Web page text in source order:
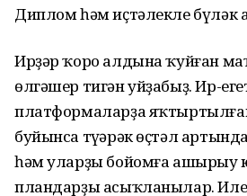
Диплом һәм иҫтәлекле бүләк
Ирҙәр ҡоро алдына ҡуйған
өлгәшер тигән уйҙабыҙ. Ир-
платформаларҙа
буйынса түңәрәк өҫтәл
һәм уларҙы бойомға ашырыу
пландарҙы асыҡланылар.